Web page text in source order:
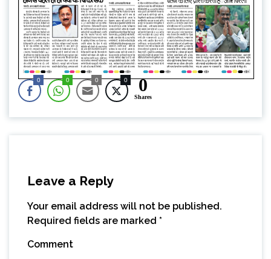
0 0 0 0 0
Shares
Leave a Reply
Your email address will not be published.
Required fields are marked *
Comment